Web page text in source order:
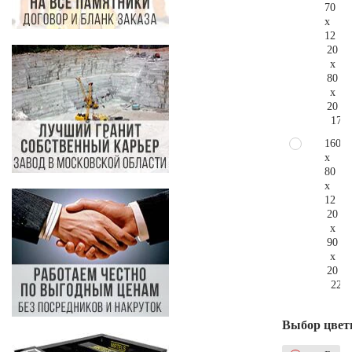
70
x
12
20
x
80
x
20
160
x
80
x
12
20
x
90
x
20
Выбор